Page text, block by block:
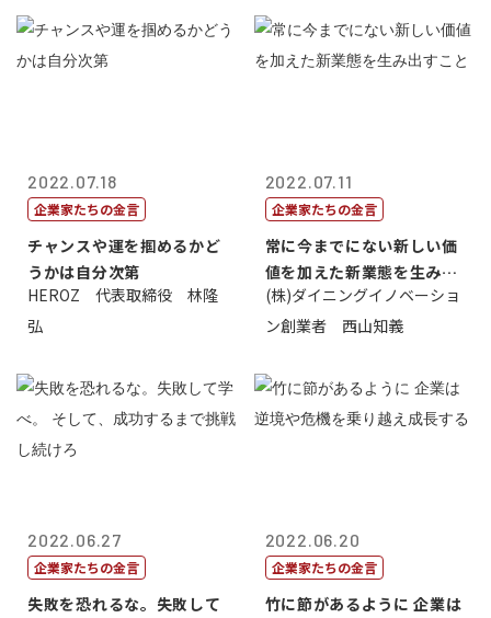
2022.07.18
企業家たちの金言
チャンスや運を掴めるかど
うかは自分次第
HEROZ 代表取締役 林隆
弘
2022.07.11
企業家たちの金言
常に今までにない新しい価
値を加えた新業態を生み出
すこと
(株)ダイニングイノベーショ
ン創業者 西山知義
2022.06.27
企業家たちの金言
失敗を恐れるな。失敗して
2022.06.20
企業家たちの金言
竹に節があるように 企業は